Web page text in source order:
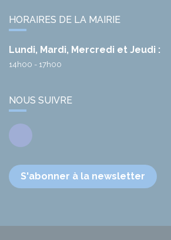
HORAIRES DE LA MAIRIE
Lundi, Mardi, Mercredi et Jeudi :
14h00 - 17h00
NOUS SUIVRE
Facebook
S'abonner à la newsletter